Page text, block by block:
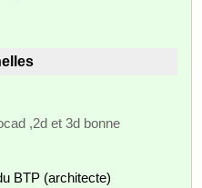
,2d et 3d bonne
BTP (architecte)